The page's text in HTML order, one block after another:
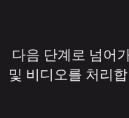
다음 단계로 넘어
및 비디오를 처리